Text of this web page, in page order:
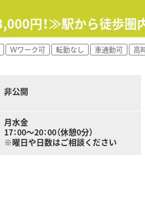
円！≫駅から徒歩圏
Ｗワーク可 転勤なし 車通勤可 高
非公開
月水金
17：00～20：00（休憩0分）
※曜日や日数はご相談ください